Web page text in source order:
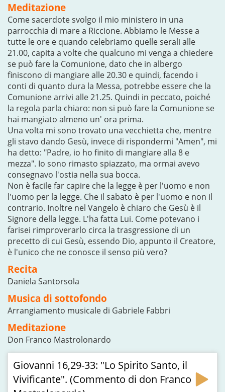
Meditazione
Come sacerdote svolgo il mio ministero in una
parrocchia di mare a Riccione. Abbiamo le Messe a
tutte le ore e quando celebriamo quelle serali alle
21.00, capita a volte che qualcuno mi venga a chiedere
se può fare la Comunione, dato che in albergo
finiscono di mangiare alle 20.30 e quindi, facendo i
conti di quanto dura la Messa, potrebbe essere che la
Comunione arrivi alle 21.25. Quindi in peccato, poiché
la regola parla chiaro: non si può fare la Comunione se
hai mangiato almeno un' ora prima.
Una volta mi sono trovato una vecchietta che, mentre
gli stavo dando Gesù, invece di rispondermi "Amen", mi
ha detto: "Padre, io ho finito di mangiare alla 8 e
mezza". Io sono rimasto spiazzato, ma ormai avevo
consegnavo l'ostia nella sua bocca.
Non è facile far capire che la legge è per l'uomo e non
l'uomo per la legge. Che il sabato è per l'uomo e non il
contrario. Inoltre nel Vangelo è chiaro che Gesù è il
Signore della legge. L'ha fatta Lui. Come potevano i
farisei rimproverarlo circa la trasgressione di un
precetto di cui Gesù, essendo Dio, appunto il Creatore,
è l'unico che ne conosce il senso più vero?
Recita
Daniela Santorsola
Musica di sottofondo
Arrangiamento musicale di Gabriele Fabbri
Meditazione
Don Franco Mastrolonardo
Giovanni 16,29-33: "Lo Spirito Santo, il
Vivificante". (Commento di don Franco